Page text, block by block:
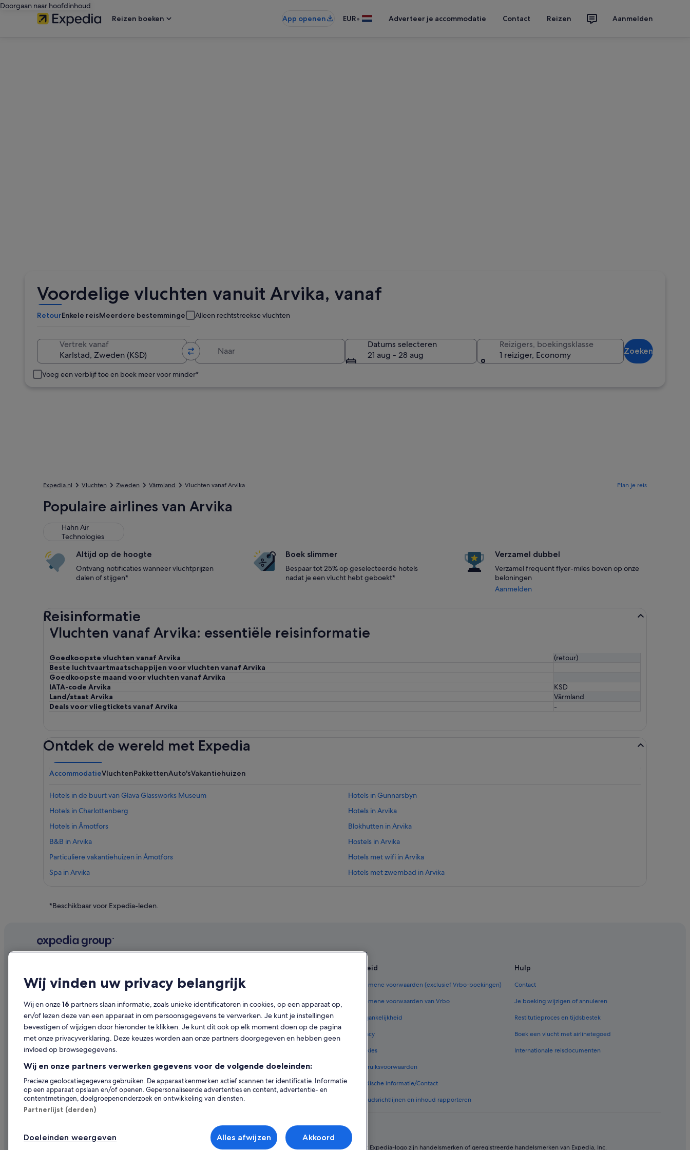
Doorgaan naar hoofdinhoud
Reizen boeken
App openen EUR• Adverteer je accommodatie Contact Reizen Aanmelden
Voordelige vluchten vanuit Arvika, vanaf
RetourEnkele reisMeerdere bestemmingen Alleen rechtstreekse vluchten
Vertrek vanaf
Datums selecteren
21 aug - 28 aug
Reizigers, boekingsklasse
1 reiziger, Economy
Zoeken
Voeg een verblijf toe en boek meer voor minder*
Expedia.nl Vluchten Zweden Värmland Vluchten vanaf Arvika Plan je reis
Populaire airlines van Arvika
Hahn Air
Technologies
Altijd op de hoogte
Ontvang notificaties wanneer vluchtprijzen
dalen of stijgen*
Boek slimmer
Bespaar tot 25% op geselecteerde hotels
nadat je een vlucht hebt geboekt*
Verzamel dubbel
Verzamel frequent flyer-miles boven op onze
beloningen
Aanmelden
Reisinformatie
Vluchten vanaf Arvika: essentiële reisinformatie
Goedkoopste vluchten vanaf Arvika
(retour)
Beste luchtvaartmaatschappijen voor vluchten vanaf Arvika
Goedkoopste maand voor vluchten vanaf Arvika
IATA-code Arvika
KSD
Land/staat Arvika
Värmland
Deals voor vliegtickets vanaf Arvika
-
Ontdek de wereld met Expedia
AccommodatieVluchtenPakkettenAuto'sVakantiehuizen
Hotels in de buurt van Glava Glassworks Museum
Hotels in Gunnarsbyn
Hotels in Charlottenberg
Hotels in Arvika
Hotels in Åmotfors
Blokhutten in Arvika
B&B in Arvika
Hostels in Arvika
Particuliere vakantiehuizen in Åmotfors
Hotels met wifi in Arvika
Spa in Arvika
Hotels met zwembad in Arvika
*Beschikbaar voor Expedia-leden.
Over ons
Vacatures
Je accommodatie adverteren
Samenwerkingen
Persruimte
Adverteren
Reisgids Nederland
Hotels in Nederland
Vakantiehuizen in Nederland
Op vakantie in Nederland
Autoverhuur in Nederland
Andere accommodatietypes
Beleid
Algemene voorwaarden (exclusief Vrbo-boekingen)
Algemene voorwaarden van Vrbo
Toegankelijkheid
Privacy
Cookies
Gebruiksvoorwaarden
Juridische informatie/Contact
Inhoudsrichtlijnen en inhoud rapporteren
Hulp
Contact
Je boeking wijzigen of annuleren
Restitutieproces en tijdsbestek
Boek een vlucht met airlinetegoed
Internationale reisdocumenten
© 2026 Expedia, Inc. - een bedrijf van Expedia Group. Alle rechten voorbehouden. Expedia en het Expedia-logo zijn handelsmerken of geregistreerde handelsmerken van Expedia, Inc.
Wij vinden uw privacy belangrijk
Wij en onze16 partners slaan informatie, zoals unieke identificatoren in cookies, op een apparaat op,
en/of lezen deze van een apparaat in om persoonsgegevens te verwerken. Je kunt je instellingen
bevestigen of wijzigen door hieronder te klikken. Je kunt dit ook op elk moment doen op de pagina
met onze privacyverklaring. Deze keuzes worden aan onze partners doorgegeven en hebben geen
invloed op browsegegevens.
Wij en onze partners verwerken gegevens voor de volgende doeleinden:
Precieze geolocatiegegevens gebruiken. De apparaatkenmerken actief scannen ter identificatie. Informatie
op een apparaat opslaan en/of openen. Gepersonaliseerde advertenties en content, advertentie- en
contentmetingen, doelgroepenonderzoek en ontwikkeling van diensten.
Partnerlijst (derden)
Doeleinden weergeven Alles afwijzen Akkoord